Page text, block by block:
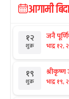
आगामी
१२
शुक्र
जनै
भाद्र १२,
१९
शुक्र
श्रीकृष्ण
भाद्र १९,